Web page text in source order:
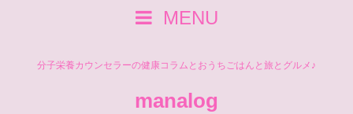
MENU
分子栄養カウンセラーの健康コラムとおうちごはんと旅とグルメ♪
manalog